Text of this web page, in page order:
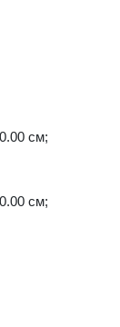
см;
см;